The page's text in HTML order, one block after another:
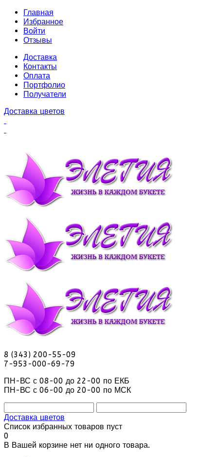
Главная
Избранное
Войти
Отзывы
Доставка
Контакты
Оплата
Портфолио
Получатели
Доставка цветов
8 (343) 200-55-09
7-953-000-69-79
ПН-ВС с 08-00 до 22-00 по ЕКБ
ПН-ВС с 06-00 до 20-00 по МСК
Доставка цветов
Список избранных товаров пуст
0
В Вашей корзине нет ни одного товара.